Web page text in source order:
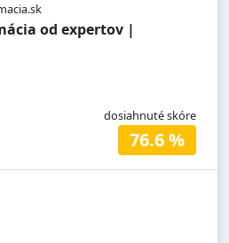
od expertov |
dosiahnuté skóre
76.6 %